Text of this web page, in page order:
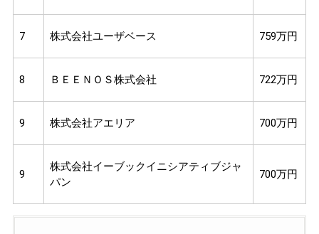
7 株式会社ユーザベース 759万円
8 ＢＥＥＮＯＳ株式会社 722万円
9 株式会社アエリア 700万円
9
株式会社イーブックイニシアティブジャ
パン
700万円